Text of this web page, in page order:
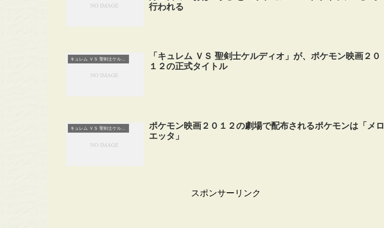
行われる
キュレム ＶＳ 聖剣士ケルディオ
「キュレム ＶＳ 聖剣士ケルディオ」が、ポケモン映画２０
１２の正式タイトル
キュレム ＶＳ 聖剣士ケルディオ
ポケモン映画２０１２の劇場で配布されるポケモンは「メロ
エッタ」
スポンサーリンク